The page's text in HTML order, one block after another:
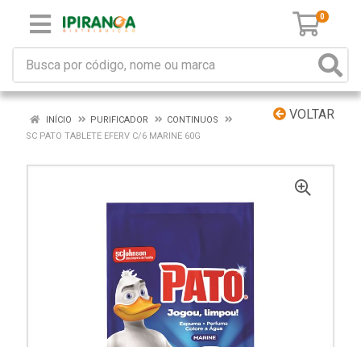
0
VOLTAR
INÍCIO PURIFICADOR
CONTINUOS
SC PATO TABLETE EFERV C/6 MARINE 60G